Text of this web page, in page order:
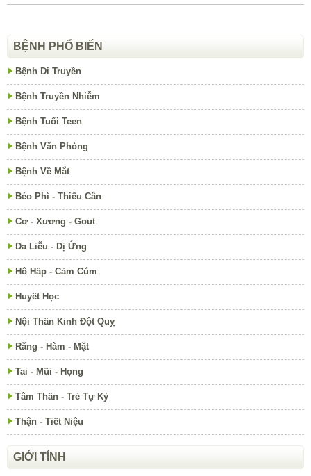
BỆNH PHỔ BIẾN
Bệnh Di Truyền
Bệnh Truyền Nhiễm
Bệnh Tuổi Teen
Bệnh Văn Phòng
Bệnh Về Mắt
Béo Phì - Thiếu Cân
Cơ - Xương - Gout
Da Liễu - Dị Ứng
Hô Hấp - Cảm Cúm
Huyết Học
Nội Thần Kinh Đột Quỵ
Răng - Hàm - Mặt
Tai - Mũi - Họng
Tâm Thần - Trẻ Tự Kỷ
Thận - Tiết Niệu
GIỚI TÍNH